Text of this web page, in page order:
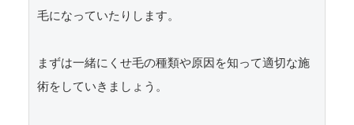
毛になっていたりします。
まずは一緒にくせ毛の種類や原因を知って適切な施
術をしていきましょう。